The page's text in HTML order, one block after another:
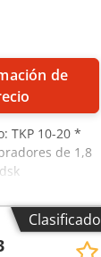
TKP 10-20 *
de 1,8
Clasificado